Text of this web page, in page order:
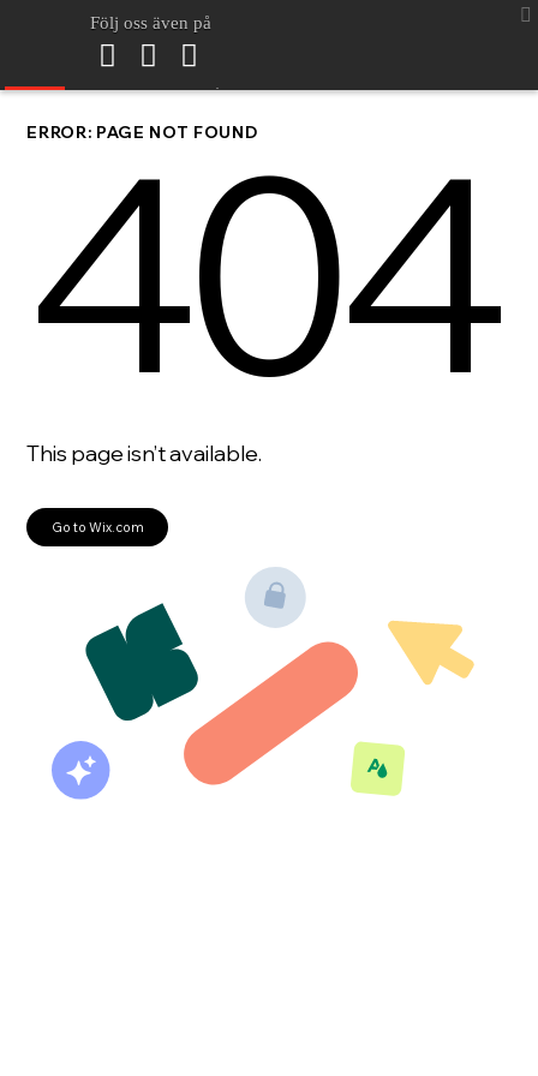
Följ oss även på